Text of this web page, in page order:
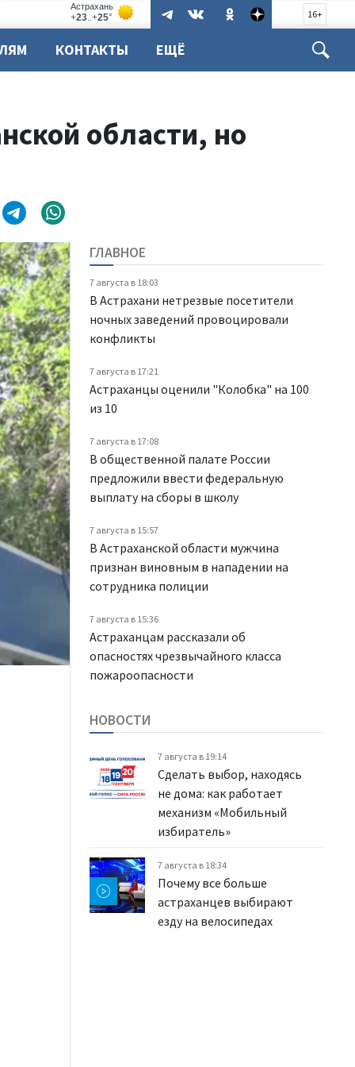
16+
КОНТАКТЫ ЕЩЁ
области, но
ГЛАВНОЕ
7 августа в 18:03
В Астрахани нетрезвые посетители
ночных заведений провоцировали
конфликты
7 августа в 17:21
Астраханцы оценили "Колобка" на 100
из 10
7 августа в 17:08
В общественной палате России
предложили ввести федеральную
выплату на сборы в школу
7 августа в 15:57
В Астраханской области мужчина
признан виновным в нападении на
сотрудника полиции
7 августа в 15:36
Астраханцам рассказали об
опасностях чрезвычайного класса
пожароопасности
НОВОСТИ
7 августа в 19:14
Сделать выбор, находясь
не дома: как работает
механизм «Мобильный
избиратель»
7 августа в 18:34
Почему все больше
астраханцев выбирают
езду на велосипедах